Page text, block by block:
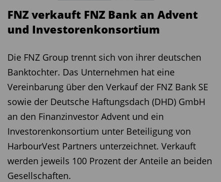
FNZ verkauft FNZ Bank an Advent
und Investorenkonsortium
Die FNZ Group trennt sich von ihrer deutschen
Banktochter. Das Unternehmen hat eine
Vereinbarung über den Verkauf der FNZ Bank SE
sowie der Deutsche Haftungsdach (DHD) GmbH
an den Finanzinvestor Advent und ein
Investorenkonsortium unter Beteiligung von
HarbourVest Partners unterzeichnet. Verkauft
werden jeweils 100 Prozent der Anteile an beiden
Gesellschaften.